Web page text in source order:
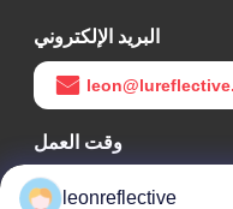
البريد الإلكتروني
وقت العمل
9:00-18:00
leonreflective